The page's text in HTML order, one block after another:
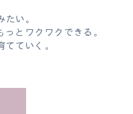
たい。
とワクワクできる。
てていく。